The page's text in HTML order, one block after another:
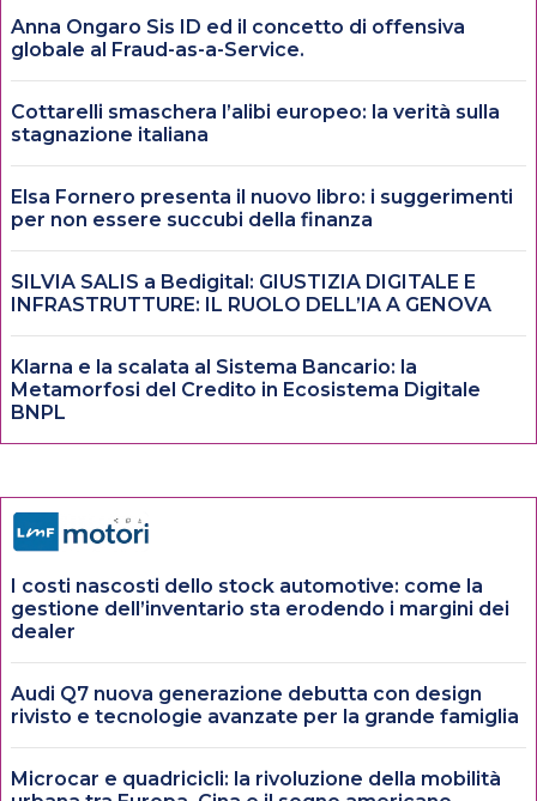
Anna Ongaro Sis ID ed il concetto di offensiva
globale al Fraud-as-a-Service.
Cottarelli smaschera l’alibi europeo: la verità sulla
stagnazione italiana
Elsa Fornero presenta il nuovo libro: i suggerimenti
per non essere succubi della finanza
SILVIA SALIS a Bedigital: GIUSTIZIA DIGITALE E
INFRASTRUTTURE: IL RUOLO DELL’IA A GENOVA
Klarna e la scalata al Sistema Bancario: la
Metamorfosi del Credito in Ecosistema Digitale
BNPL
I costi nascosti dello stock automotive: come la
gestione dell’inventario sta erodendo i margini dei
dealer
Audi Q7 nuova generazione debutta con design
rivisto e tecnologie avanzate per la grande famiglia
Microcar e quadricicli: la rivoluzione della mobilità